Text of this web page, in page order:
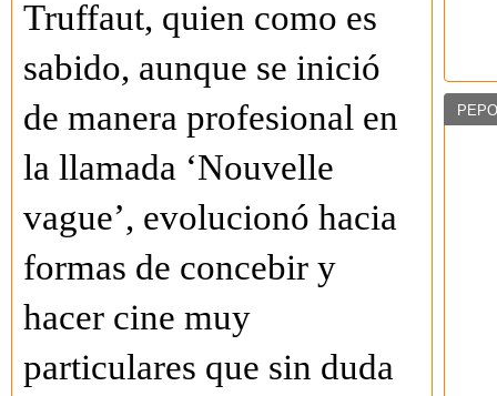
Truffaut, quien como es
sabido, aunque se inició
de manera profesional en
la llamada ‘Nouvelle
vague’, evolucionó hacia
formas de concebir y
hacer cine muy
particulares que sin duda